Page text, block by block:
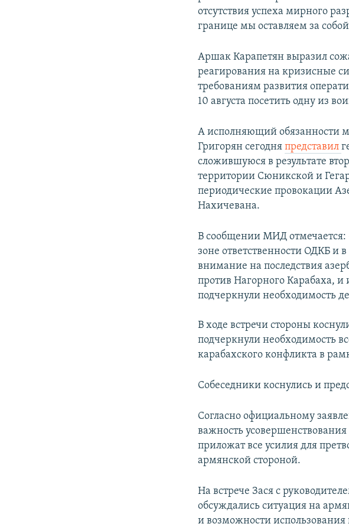
отсутствия успеха мирного
границе мы оставляем за
Аршак Карапетян выразил
реагирования на кризисные
требованиям развития
10 августа посетить одну из
А исполняющий обязанности
Григорян сегодняпредставил
сложившуюся в результате
территории Сюникской и
периодические провокации
Нахичевана.
В сообщении МИД отмечается:
зоне ответственности ОДКБ и
внимание на последствия
против Нагорного Карабаха,
подчеркнули необходимость
В ходе встречи стороны
подчеркнули необходимость
карабахского конфликта в
Собеседники коснулись и
Согласно официальному
важность
приложат все усилия для
армянской стороной.
На встрече Зася с
обсуждались ситуация на
и возможности